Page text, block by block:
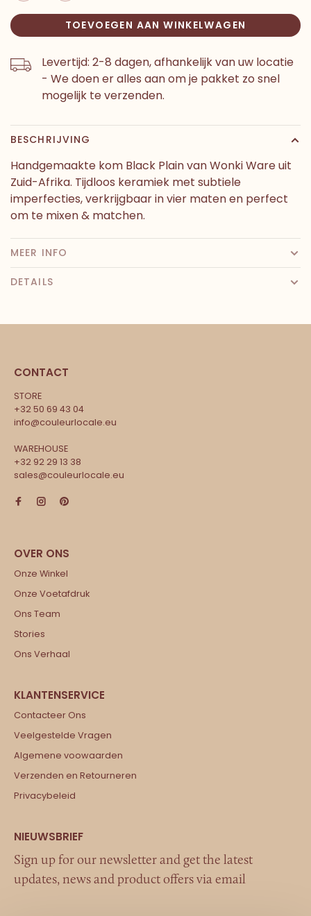
TOEVOEGEN AAN WINKELWAGEN
Levertijd: 2-8 dagen, afhankelijk van uw locatie
- We doen er alles aan om je pakket zo snel
mogelijk te verzenden.
BESCHRIJVING
Handgemaakte kom Black Plain van Wonki Ware uit
Zuid-Afrika. Tijdloos keramiek met subtiele
imperfecties, verkrijgbaar in vier maten en perfect
om te mixen & matchen.
MEER INFO
DETAILS
CONTACT
STORE
+32 50 69 43 04
info@couleurlocale.eu
WAREHOUSE
+32 92 29 13 38
sales@couleurlocale.eu
Onze Winkel
Onze Voetafdruk
Ons Team
Stories
Ons Verhaal
Contacteer Ons
Veelgestelde Vragen
Algemene voowaarden
Verzenden en Retourneren
Privacybeleid
Sign up for our newsletter and get the latest
updates, news and product offers via email